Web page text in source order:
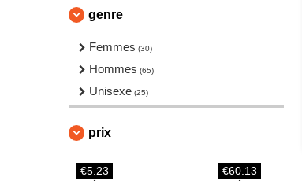
genre
Femmes (30)
Hommes (65)
Unisexe (25)
prix
€5.23 €60.13